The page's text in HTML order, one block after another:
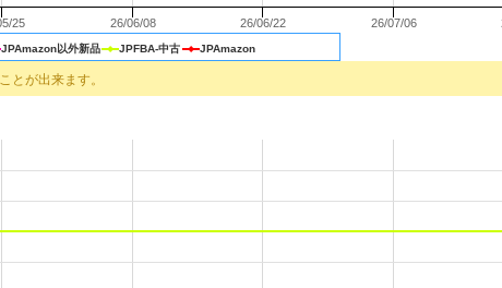
JPAmazon以外新品 JPFBA-中古 JPAmazon
25 26/06/08 26/06/22 26/07/06
とが出来ます。